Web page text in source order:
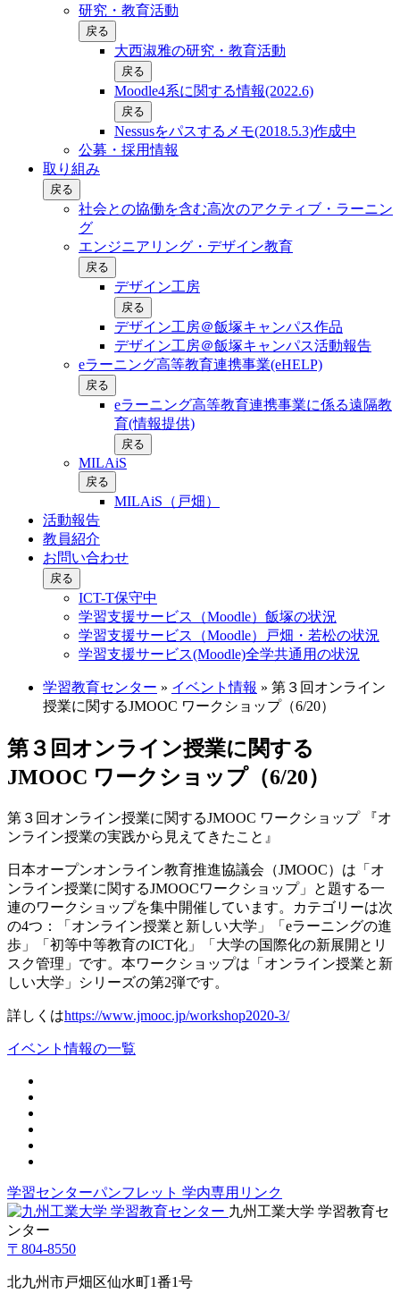
研究・教育活動
戻る
大西淑雅の研究・教育活動
戻る
Moodle4系に関する情報(2022.6)
戻る
Nessusをパスするメモ(2018.5.3)作成中
公募・採用情報
取り組み
戻る
社会との協働を含む⾼次のアクティブ・ラーニン
グ
エンジニアリング・デザイン教育
戻る
デザイン工房
戻る
デザイン工房＠飯塚キャンパス作品
デザイン工房＠飯塚キャンパス活動報告
eラーニング高等教育連携事業(eHELP)
戻る
eラーニング高等教育連携事業に係る遠隔教
育(情報提供)
戻る
MILAiS
戻る
MILAiS（戸畑）
活動報告
教員紹介
お問い合わせ
戻る
ICT-T保守中
学習支援サービス（Moodle）飯塚の状況
学習支援サービス（Moodle）戸畑・若松の状況
学習支援サービス(Moodle)全学共通用の状況
学習教育センター » イベント情報 » 第３回オンライン
授業に関するJMOOC ワークショップ（6/20）
第３回オンライン授業に関する
JMOOC ワークショップ（6/20）
第３回オンライン授業に関するJMOOC ワークショップ 『オ
ンライン授業の実践から見えてきたこと』
日本オープンオンライン教育推進協議会（JMOOC）は「オ
ンライン授業に関するJMOOCワークショップ」と題する一
連のワークショップを集中開催しています。カテゴリーは次
の4つ：「オンライン授業と新しい大学」「eラーニングの進
歩」「初等中等教育のICT化」「大学の国際化の新展開とリ
スク管理」です。本ワークショップは「オンライン授業と新
しい大学」シリーズの第2弾です。
詳しくはhttps://www.jmooc.jp/workshop2020-3/
イベント情報の一覧
学習センターパンフレット 学内専用リンク
九州工業大学 学習教育セ
ンター
〒804-8550
北九州市戸畑区仙水町1番1号